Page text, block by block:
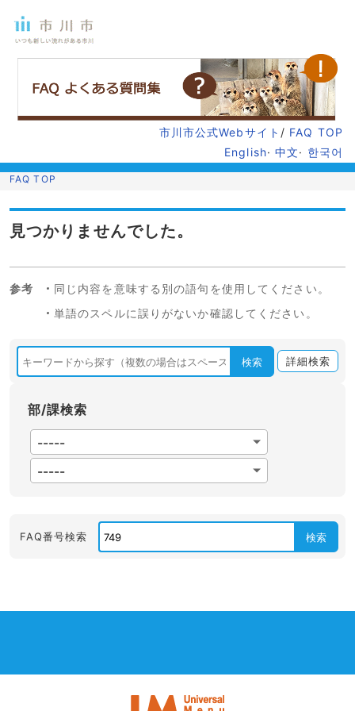
市川市公式Webサイト / FAQ TOP
English·中文· 한국어
FAQ TOP
見つかりませんでした。
参考
同じ内容を意味する別の語句を使用してください。
単語のスペルに誤りがないか確認してください。
検索 詳細検索
部/課検索
FAQ番号検索 検索